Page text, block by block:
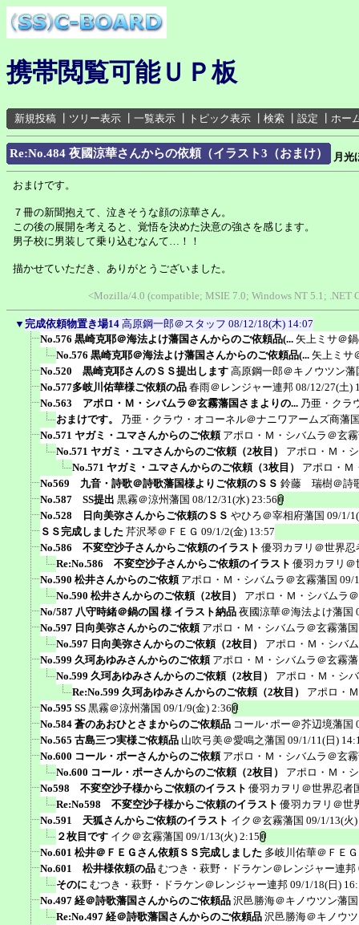
携帯閲覧可能ＵＰ板
新規投稿 ツリー表示 一覧表示 トピック表示 検索 設定 ホー
Re:No.484 夜國涼華さんからの依頼（イラスト3（おまけ） 月光
おまけです。
７冊の新聞抱えて、泣きそうな顔の涼華さん。
この後の展開を考えると、覚悟を決めた決意の強さを感じます。
男子校に男装して乗り込むなんて…！！
描かせていただき、ありがとうございました。
<Mozilla/4.0 (compatible; MSIE 7.0; Windows NT 5.1; .NET
▼ 完成依頼物置き場14 高原鋼一郎＠スタッフ 08/12/18(木) 14:07
No.576 黒崎克耶＠海法よけ藩国さんからのご依頼品(... 矢上ミサ＠
No.576 黒崎克耶＠海法よけ藩国さんからのご依頼品(... 矢上ミサ
No.520 黒崎克耶さんのＳＳ提出します 高原鋼一郎＠キノウツン藩
No.577多岐川佑華様ご依頼の品 春雨＠レンジャー連邦 08/12/27(土)
No.563 アポロ・Ｍ・シバムラ＠玄霧藩国さまよりの... 乃亜・クラ
おまけです。
乃亜・クラウ・オコーネル＠ナニワアームズ商藩
No.571 ヤガミ・ユマさんからのご依頼 アポロ・Ｍ・シバムラ＠玄
No.571 ヤガミ・ユマさんからのご依頼（2枚目）
アポロ・Ｍ・
No.571 ヤガミ・ユマさんからのご依頼（3枚目）
アポロ・Ｍ
No569 九音・詩歌＠詩歌藩国様よりご依頼のＳＳ 鈴藤 瑞樹＠詩
No.587 SS提出 黒霧＠涼州藩国 08/12/31(水) 23:56
No.528 日向美弥さんからご依頼のＳＳ やひろ＠宰相府藩国 09/1/
ＳＳ完成しました 芹沢琴＠ＦＥＧ 09/1/2(金) 13:57
No.586 不変空沙子さんからご依頼のイラスト 優羽カヲリ＠世界忍
Re:No.586 不変空沙子さんからご依頼のイラスト 優羽カヲリ＠
No.590 松井さんからのご依頼 アポロ・Ｍ・シバムラ＠玄霧藩国 09/
No.590 松井さんからのご依頼（2枚目）
アポロ・Ｍ・シバムラ
No/587 八守時緒＠鍋の国 様 イラスト納品 夜國涼華＠海法よけ藩国
No.597 日向美弥さんからのご依頼 アポロ・Ｍ・シバムラ＠玄霧藩国
No.597 日向美弥さんからのご依頼（2枚目）
アポロ・Ｍ・シバ
No.599 久珂あゆみさんからのご依頼 アポロ・Ｍ・シバムラ＠玄霧
No.599 久珂あゆみさんからのご依頼（2枚目）
アポロ・Ｍ・シ
Re:No.599 久珂あゆみさんからのご依頼（2枚目）
アポロ・
No.595 SS 黒霧＠涼州藩国 09/1/9(金) 2:36
No.584 蒼のあおひとさまからのご依頼品 コール･ポー＠芥辺境藩国
No.565 古島三つ実様ご依頼品 山吹弓美＠愛鳴之藩国 09/1/11(日)
No.600 コール・ポーさんからのご依頼 アポロ・Ｍ・シバムラ＠玄
No.600 コール・ポーさんからのご依頼（2枚目）
アポロ・Ｍ・
No598 不変空沙子様からご依頼のイラスト 優羽カヲリ＠世界忍者
Re:No598 不変空沙子様からご依頼のイラスト 優羽カヲリ＠世
No.591 天狐さんからご依頼のイラスト イク＠玄霧藩国 09/1/13(火
２枚目です イク＠玄霧藩国 09/1/13(火) 2:15
No.601 松井＠ＦＥＧさん依頼ＳＳ完成しました 多岐川佑華＠ＦＥＧ
No.601 松井様依頼の品 むつき・萩野・ドラケン＠レンジャー連邦
そのに むつき・萩野・ドラケン＠レンジャー連邦 09/1/18(日)
No.497 経＠詩歌藩国さんからのご依頼品 沢邑勝海＠キノウツン藩国
Re:No.497 経＠詩歌藩国さんからのご依頼品 沢邑勝海＠キノウ